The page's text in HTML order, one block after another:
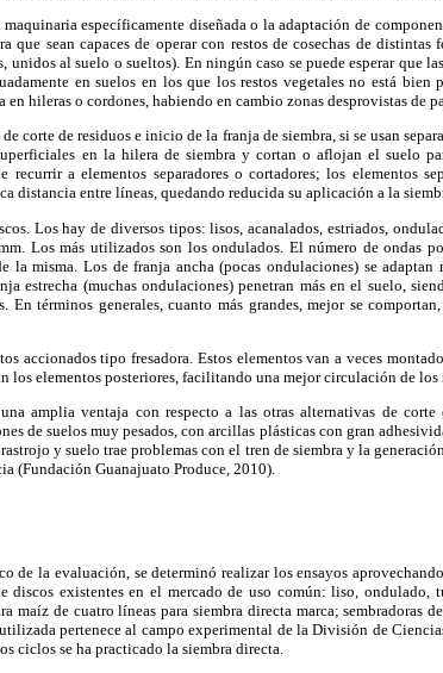
específicamente diseñada o la adaptación de
que sean capaces de operar con restos de cosechas de distintas
al suelo o sueltos). En ningún caso se puede esperar que
en suelos en los que los restos vegetales no está
en hileras o cordones, habiendo en cambio zonas desprovistas de
corte de residuos e inicio de la franja de siembra, si se usan
en la hilera de siembra y cortan o aflojan el suelo
recurrir a elementos separadores o cortadores; los elementos
distancia entre líneas, quedando reducida su aplicación a la
Los hay de diversos tipos: lisos, acanalados, estriados,
Los más utilizados son los ondulados. El número de ondas
misma. Los de franja ancha (pocas ondulaciones) se adaptan
estrecha (muchas ondulaciones) penetran más en el suelo,
En términos generales, cuanto más grandes, mejor se
accionados tipo fresadora. Estos elementos van a veces
los elementos posteriores, facilitando una mejor circulación de los
amplia ventaja con respecto a las otras alternativas de corte
de suelos muy pesados, con arcillas plásticas con gran
y suelo trae problemas con el tren de siembra y la
(Fundación Guanajuato Produce, 2010).
de la evaluación, se determinó realizar los ensayos
discos existentes en el mercado de uso común: liso,
maíz de cuatro líneas para siembra directa marca;
pertenece al campo experimental de la División de
ciclos se ha practicado la siembra directa.